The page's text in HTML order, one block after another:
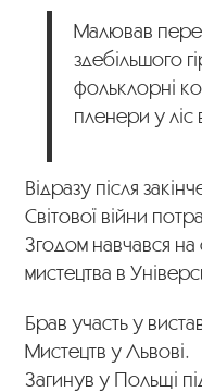
Малював
здебільшого
фольклорні
пленери у ліс
Відразу після
Світової війни
Згодом навчався на
мистецтва в
Брав участь у
Мистецтв у Львові.
Загинув у Польщі